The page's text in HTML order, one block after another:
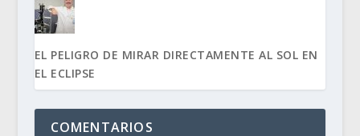
EL PELIGRO DE MIRAR DIRECTAMENTE AL SOL EN
EL ECLIPSE
COMENTARIOS